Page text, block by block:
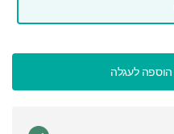
הוספה לעגלה